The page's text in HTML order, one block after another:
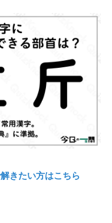
きたい方はこちら